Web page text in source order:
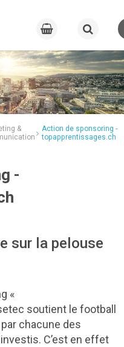
&
Action de sponsoring -
topapprentissages.ch
-
sur la pelouse
«
soutient le football
chacune des
C’est en effet